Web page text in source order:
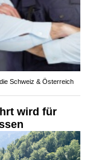
Schweiz & Österreich
wird für